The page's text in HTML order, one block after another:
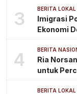
3 BERITA LOKAL
Imigrasi
Ekonomi
4 BERITA
Ria
untuk
BERITA LOKAL